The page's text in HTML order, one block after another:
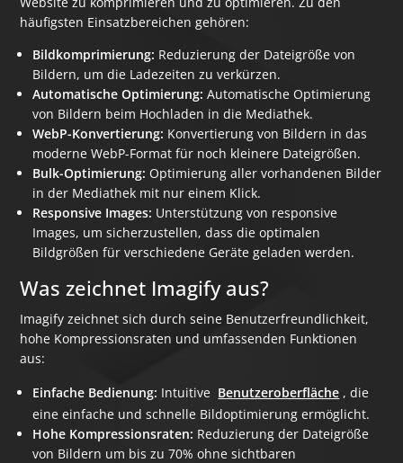
häufigsten Einsatzbereichen gehören:
Bildkomprimierung: Reduzierung der Dateigröße von
Bildern, um die Ladezeiten zu verkürzen.
Automatische Optimierung: Automatische Optimierung
von Bildern beim Hochladen in die Mediathek.
WebP-Konvertierung: Konvertierung von Bildern in das
moderne WebP-Format für noch kleinere Dateigrößen.
Bulk-Optimierung: Optimierung aller vorhandenen Bilder
in der Mediathek mit nur einem Klick.
Responsive Images: Unterstützung von responsive
Images, um sicherzustellen, dass die optimalen
Bildgrößen für verschiedene Geräte geladen werden.
Was zeichnet Imagify aus?
Imagify zeichnet sich durch seine Benutzerfreundlichkeit,
hohe Kompressionsraten und umfassenden Funktionen
aus:
Einfache Bedienung: Intuitive Benutzeroberfläche , die
eine einfache und schnelle Bildoptimierung ermöglicht.
Hohe Kompressionsraten: Reduzierung der Dateigröße
von Bildern um bis zu 70% ohne sichtbaren